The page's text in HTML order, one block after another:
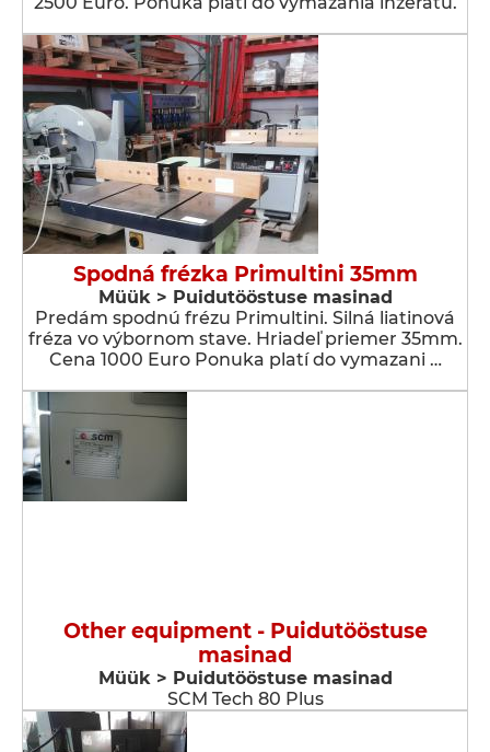
Spodná frézka Primultini 35mm
Müük > Puidutööstuse masinad
Predám spodnú frézu Primultini. Silná liatinová
fréza vo výbornom stave. Hriadeľ priemer 35mm.
Cena 1000 Euro Ponuka platí do vymazani …
Other equipment - Puidutööstuse
masinad
Müük > Puidutööstuse masinad
SCM Tech 80 Plus